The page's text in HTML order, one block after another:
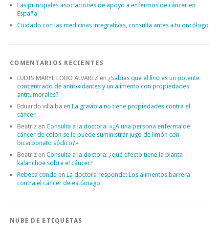
Las principales asociaciones de apoyo a enfermos de cáncer en
España
Cuidado con las medicinas integrativas, consulta antes a tu oncólogo
COMENTARIOS RECIENTES
LUDIS MARYE LOBO ALVAREZ en ¿Sabías que el lino es un potente
concentrado de antioxidantes y un alimento con propiedades
antitumorales?
Eduardo villalba en La graviola no tiene propiedades contra el
cáncer
Beatriz en Consulta a la doctora: «¿A una persona enferma de
cáncer de colon se le puede suministrar jugo de limón con
bicarbonato sódico?»
Beatriz en Consulta a la doctora: ¿qué efecto tiene la planta
kalanchoe sobre el cáncer?
Rebeca conde en La doctora responde: Los alimentos barrera
contra el cáncer de estómago
NUBE DE ETIQUETAS